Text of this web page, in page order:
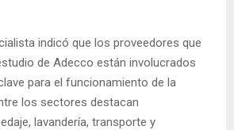
indicó que los proveedores que
de Adecco están involucrados
para el funcionamiento de la
los sectores destacan
lavandería, transporte y